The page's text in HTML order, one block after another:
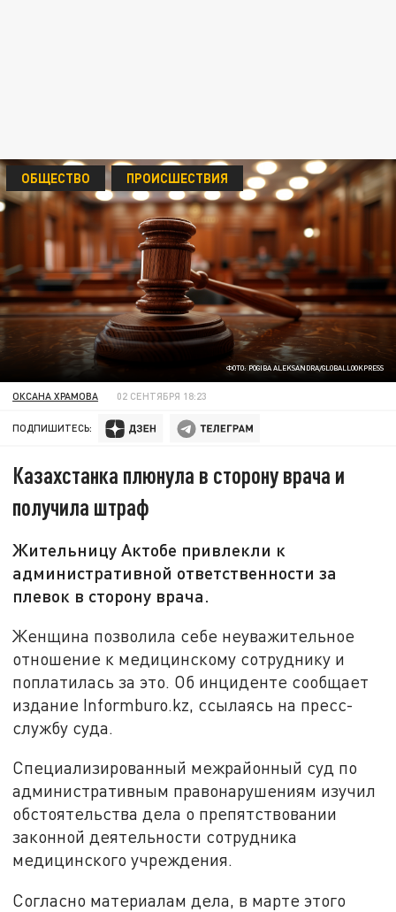
ФОТО: POGIBA ALEKSANDRA/GLOBALLOOKPRESS
ОБЩЕСТВО ПРОИСШЕСТВИЯ
ОКСАНА ХРАМОВА 02 СЕНТЯБРЯ 18:23
ПОДПИШИТЕСЬ:
Казахстанка плюнула в сторону врача и
получила штраф
Жительницу Актобе привлекли к
административной ответственности за
плевок в сторону врача.
Женщина позволила себе неуважительное
отношение к медицинскому сотруднику и
поплатилась за это. Об инциденте сообщает
издание Informburo.kz, ссылаясь на пресс-
службу суда.
Специализированный межрайонный суд по
административным правонарушениям изучил
обстоятельства дела о препятствовании
законной деятельности сотрудника
медицинского учреждения.
Согласно материалам дела, в марте этого